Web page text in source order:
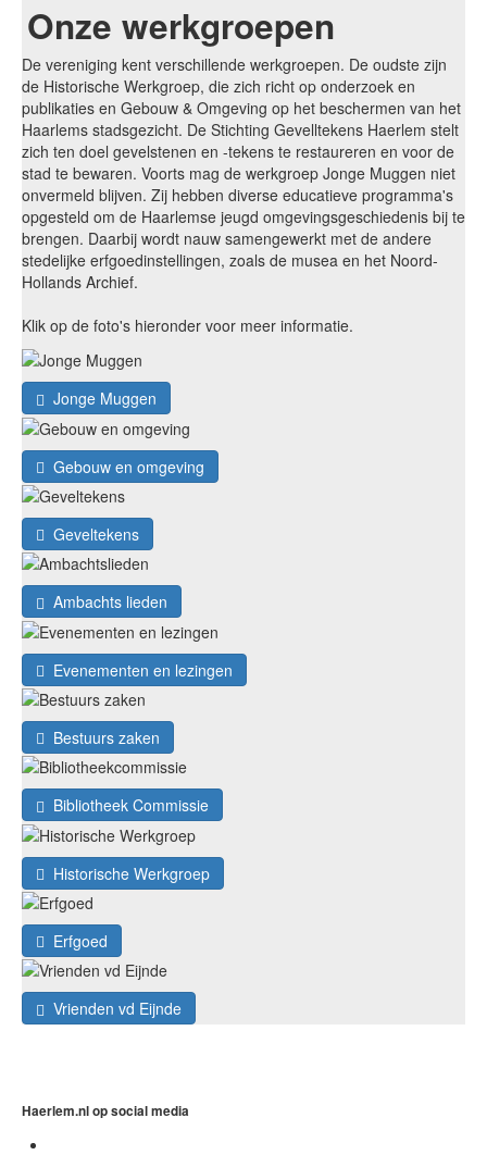
Onze werkgroepen
De vereniging kent verschillende werkgroepen. De oudste zijn
de Historische Werkgroep, die zich richt op onderzoek en
publikaties en Gebouw & Omgeving op het beschermen van het
Haarlems stadsgezicht. De Stichting Gevelltekens Haerlem stelt
zich ten doel gevelstenen en -tekens te restaureren en voor de
stad te bewaren. Voorts mag de werkgroep Jonge Muggen niet
onvermeld blijven. Zij hebben diverse educatieve programma's
opgesteld om de Haarlemse jeugd omgevingsgeschiedenis bij te
brengen. Daarbij wordt nauw samengewerkt met de andere
stedelijke erfgoedinstellingen, zoals de musea en het Noord-
Hollands Archief.
Klik op de foto's hieronder voor meer informatie.
Jonge Muggen
Gebouw en omgeving
Geveltekens
Ambachts lieden
Evenementen en lezingen
Bestuurs zaken
Bibliotheek Commissie
Historische Werkgroep
Erfgoed
Vrienden vd Eijnde
Haerlem.nl op social media